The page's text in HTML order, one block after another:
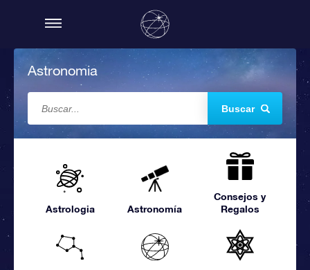
Astronomia
Buscar
Astrologia Astronomía
Consejos y
Regalos